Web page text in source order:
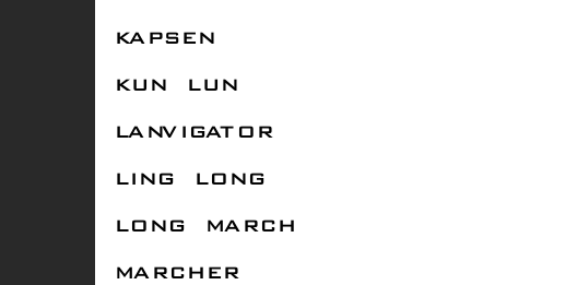
KAPSEN
KUN LUN
LANVIGATOR
LING LONG
LONG MARCH
MARCHER